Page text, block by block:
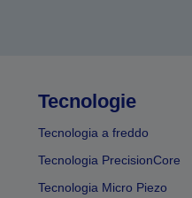
Tecnologie
Tecnologia a freddo
Tecnologia PrecisionCore
Tecnologia Micro Piezo